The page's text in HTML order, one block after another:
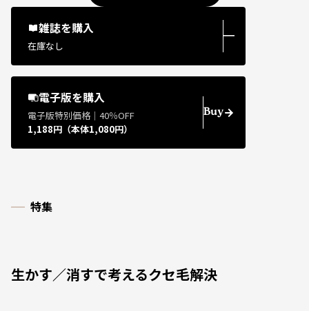
雑誌を購入
在庫なし
―
電子版を購入
電子版特別価格｜40％OFF
1,188円（本体1,080円）
Buy
特集
生かす／消すで考えるクセ毛解決